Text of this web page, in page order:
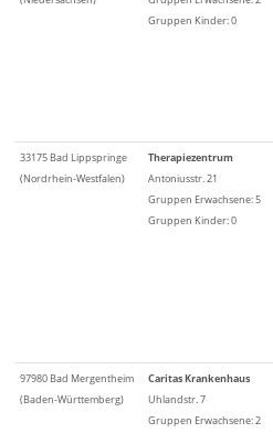
Gruppen Kinder: 0
33175 Bad Lippspringe
(Nordrhein-Westfalen)
Therapiezentrum
Antoniusstr. 21
Gruppen Erwachsene: 5
Gruppen Kinder: 0
97980 Bad Mergentheim
(Baden-Württemberg)
Caritas Krankenhaus
Uhlandstr. 7
Gruppen Erwachsene: 2